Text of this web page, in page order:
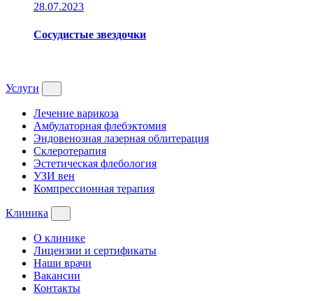
28.07.2023
Сосудистые звездочки
Услуги
Лечение варикоза
Амбулаторная флебэктомия
Эндовенозная лазерная облитерация
Склеротерапия
Эстетическая флебология
УЗИ вен
Компрессионная терапия
Клиника
О клинике
Лицензии и сертификаты
Наши врачи
Вакансии
Контакты